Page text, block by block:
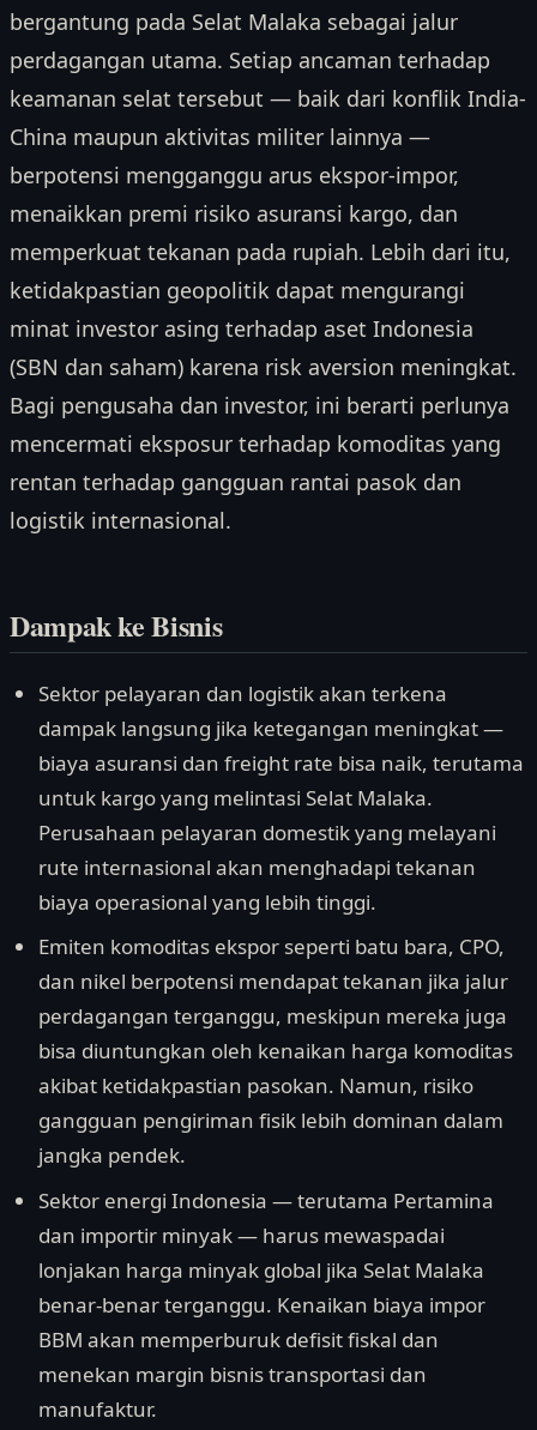
bergantung pada Selat Malaka sebagai jalur
perdagangan utama. Setiap ancaman terhadap
keamanan selat tersebut — baik dari konflik India-
China maupun aktivitas militer lainnya —
berpotensi mengganggu arus ekspor-impor,
menaikkan premi risiko asuransi kargo, dan
memperkuat tekanan pada rupiah. Lebih dari itu,
ketidakpastian geopolitik dapat mengurangi
minat investor asing terhadap aset Indonesia
(SBN dan saham) karena risk aversion meningkat.
Bagi pengusaha dan investor, ini berarti perlunya
mencermati eksposur terhadap komoditas yang
rentan terhadap gangguan rantai pasok dan
logistik internasional.
Dampak ke Bisnis
Sektor pelayaran dan logistik akan terkena
dampak langsung jika ketegangan meningkat —
biaya asuransi dan freight rate bisa naik, terutama
untuk kargo yang melintasi Selat Malaka.
Perusahaan pelayaran domestik yang melayani
rute internasional akan menghadapi tekanan
biaya operasional yang lebih tinggi.
Emiten komoditas ekspor seperti batu bara, CPO,
dan nikel berpotensi mendapat tekanan jika jalur
perdagangan terganggu, meskipun mereka juga
bisa diuntungkan oleh kenaikan harga komoditas
akibat ketidakpastian pasokan. Namun, risiko
gangguan pengiriman fisik lebih dominan dalam
jangka pendek.
Sektor energi Indonesia — terutama Pertamina
dan importir minyak — harus mewaspadai
lonjakan harga minyak global jika Selat Malaka
benar-benar terganggu. Kenaikan biaya impor
BBM akan memperburuk defisit fiskal dan
menekan margin bisnis transportasi dan
manufaktur.